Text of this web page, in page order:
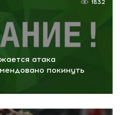
атака
покинуть
1832